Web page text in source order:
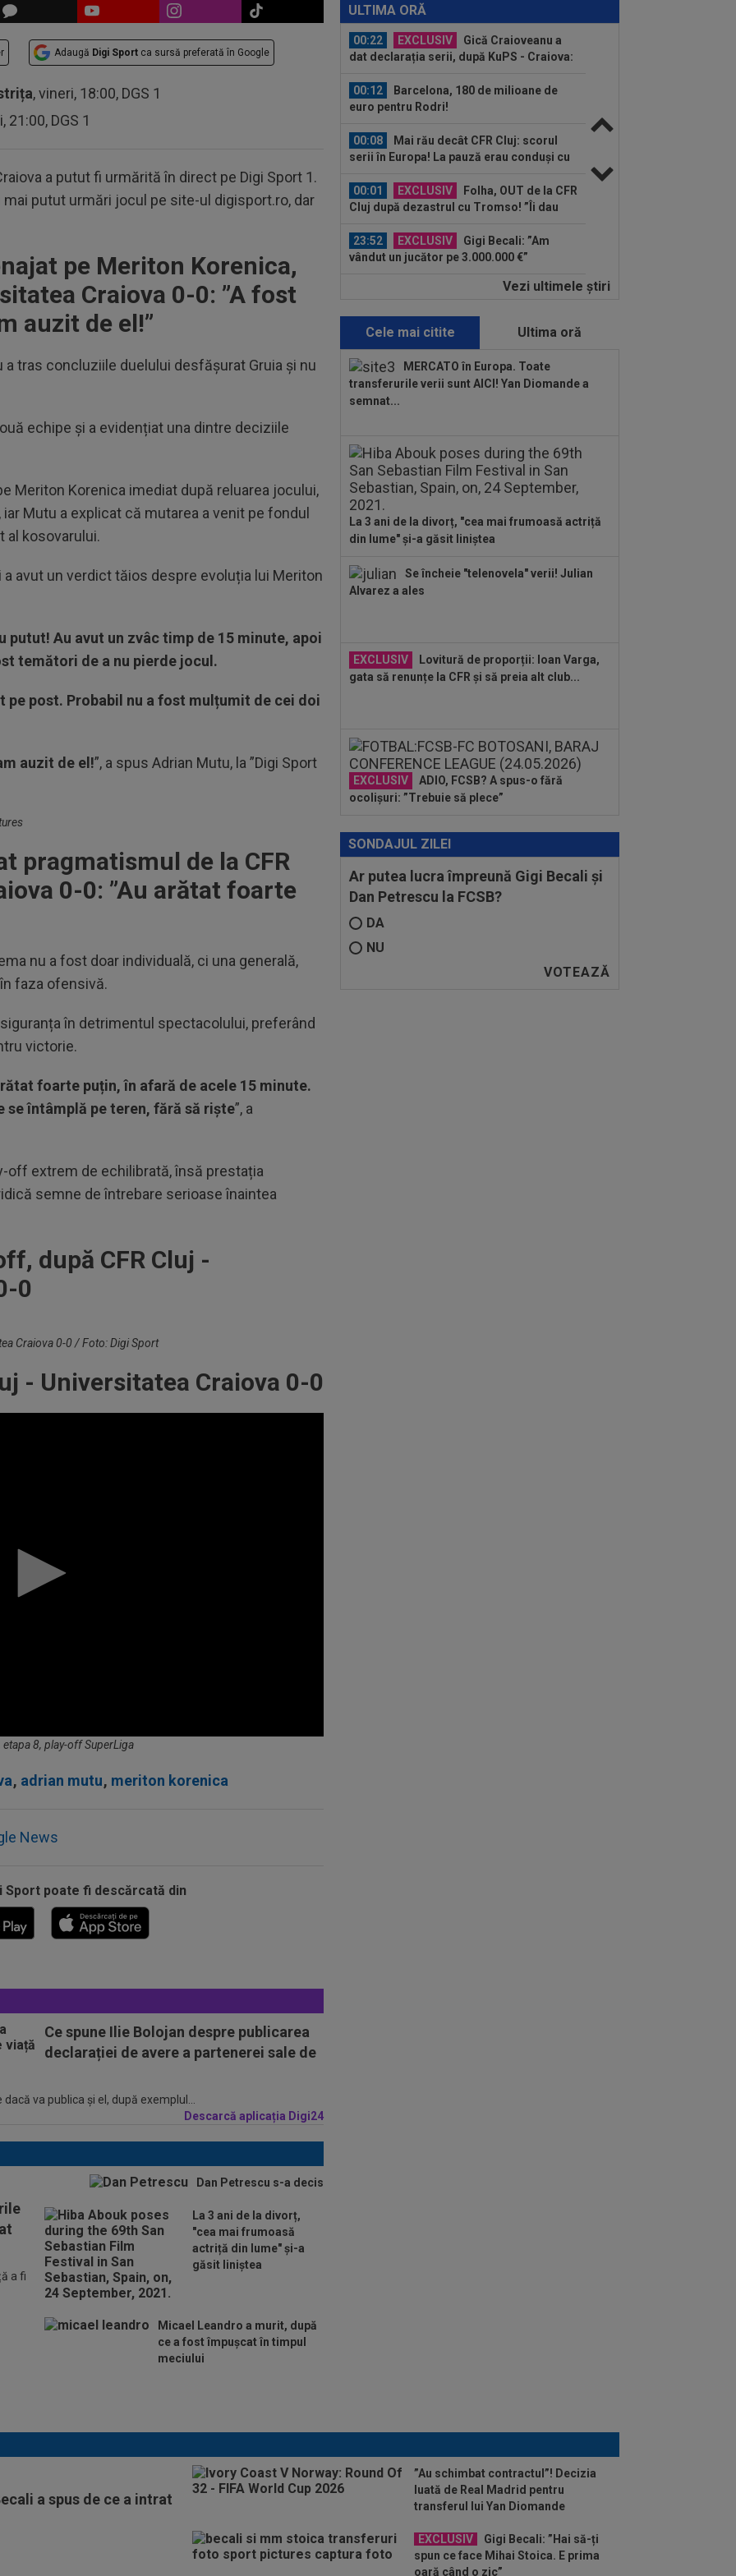
Adaugă Digi Sport ca sursă preferată în Google
, vineri, 18:00, DGS 1
21:00, DGS 1
a putut fi urmărită în direct pe Digi Sport 1.
mai putut urmări jocul pe site-ul digisport.ro, dar
pe Meriton Korenica,
Craiova 0-0: ”A fost
auzit de el!”
tras concluziile duelului desfășurat Gruia și nu
echipe și a evidențiat una dintre deciziile
Meriton Korenica imediat după reluarea jocului,
Mutu a explicat că mutarea a venit pe fondul
al kosovarului.
avut un verdict tăios despre evoluția lui Meriton
Au avut un zvâc timp de 15 minute, apoi
temători de a nu pierde jocul.
pe post. Probabil nu a fost mulțumit de cei doi
auzit de el!”, a spus Adrian Mutu, la ”Digi Sport
pragmatismul de la CFR
0-0: ”Au arătat foarte
nu a fost doar individuală, ci una generală,
faza ofensivă.
în detrimentul spectacolului, preferând
victorie.
foarte puțin, în afară de acele 15 minute.
întâmplă pe teren, fără să riște”, a
off extrem de echilibrată, însă prestația
semne de întrebare serioase înaintea
după CFR Cluj -
0
Craiova 0-0 / Foto: Digi Sport
- Universitatea Craiova 0-0
etapa 8, play-off SuperLiga
, adrian mutu, meriton korenica
News
Sport poate fi descărcată din
Ce spune Ilie Bolojan despre publicarea
declarației de avere a partenerei sale de
va publica şi el, după exemplul...
Descarcă aplicația Digi24
ULTIMA ORĂ
CFR Cluj, Edi Iordănescu a luat decizia!
00:22 EXCLUSIV
Gică Craioveanu a
dat declarația serii, după KuPS - Craiova:
00:12
Barcelona, 180 de milioane de
euro pentru Rodri!
00:08
Mai rău decât CFR Cluj: scorul
serii în Europa! La pauză erau conduși cu
00:01
EXCLUSIV
Folha, OUT de la CFR
Cluj după dezastrul cu Tromso! ”Îi dau
23:52
EXCLUSIV
Gigi Becali: ”Am
vândut un jucător pe 3.000.000 €”
”Au schimbat contractul”! Decizia
07:10
VIDEO EXCLUSIV
Prima dată!
Gigi Becali a spus de ce a intrat FCSB în
criză. ”Nu mai merg...
00:43
EXCLUSIV
Lovitură de
proporții: Ioan Varga, gata să renunțe la
ți spun ce face Mihai Stoica. E prima oară
când o zic”
00:34
EXCLUSIV
Dorit iar de Varga la
CFR Cluj, Edi Iordănescu a luat decizia!
Vezi ultimele ştiri
Cele mai citite Ultima oră
MERCATO în Europa. Toate
transferurile verii sunt AICI! Yan Diomande a
semnat...
La 3 ani de la divorț, "cea mai frumoasă actriță
din lume" și-a găsit liniștea
Se încheie "telenovela" verii! Julian
Alvarez a ales
EXCLUSIV
Lovitură de proporții: Ioan Varga,
gata să renunțe la CFR și să preia alt club...
EXCLUSIV
ADIO, FCSB? A spus-o fără
ocolișuri: ”Trebuie să plece”
SONDAJUL ZILEI
Ar putea lucra împreună Gigi Becali și
Dan Petrescu la FCSB?
DA
NU
a fi
Dan Petrescu s-a decis
La 3 ani de la divorț,
"cea mai frumoasă
actriță din lume" și-a
găsit liniștea
Micael Leandro a murit, după
ce a fost împușcat în timpul
meciului
a spus de ce a intrat
”Au schimbat contractul”! Decizia
luată de Real Madrid pentru
transferul lui Yan Diomande
EXCLUSIV
Gigi Becali: ”Hai să-ți
spun ce face Mihai Stoica. E prima
oară când o zic”